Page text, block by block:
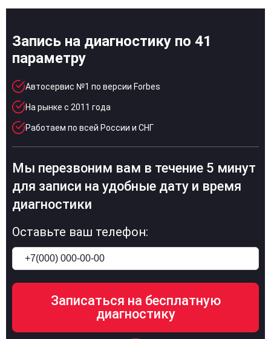
Запись на диагностику по 41
параметру
Автосервис №1 по версии Forbes
На рынке с 2011 года
Работаем по всей России и СНГ
Мы перезвоним вам в течение 5 минут
для записи на удобные дату и время
диагностики
Оставьте ваш телефон: